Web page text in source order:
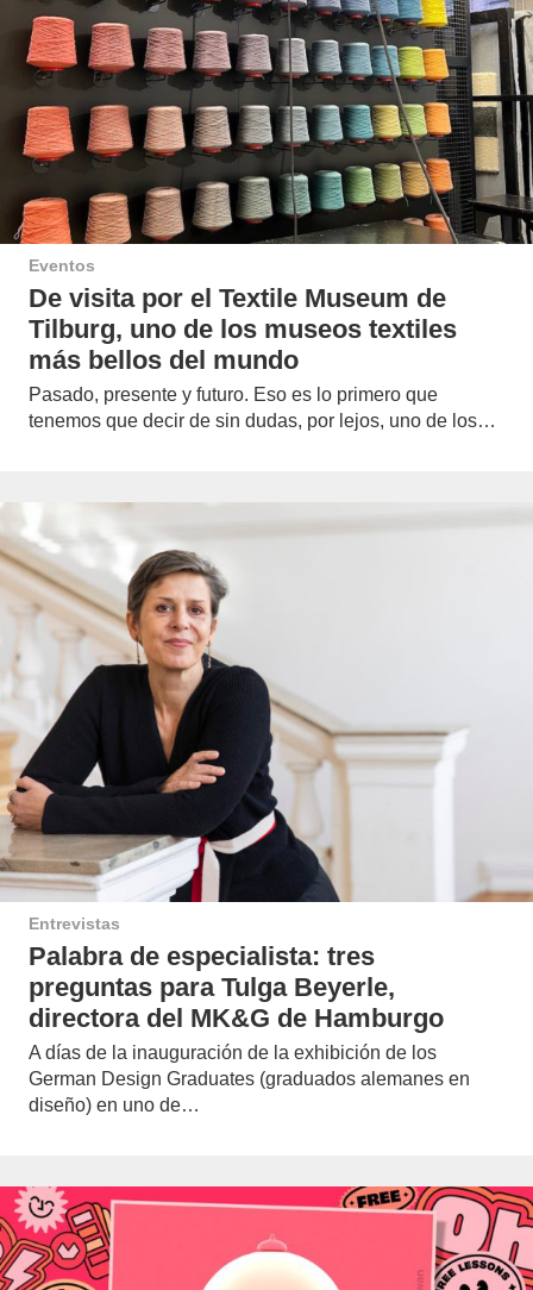
Eventos
De visita por el Textile Museum de
Tilburg, uno de los museos textiles
más bellos del mundo
Pasado, presente y futuro. Eso es lo primero que
tenemos que decir de sin dudas, por lejos, uno de los…
Entrevistas
Palabra de especialista: tres
preguntas para Tulga Beyerle,
directora del MK&G de Hamburgo
A días de la inauguración de la exhibición de los
German Design Graduates (graduados alemanes en
diseño) en uno de…